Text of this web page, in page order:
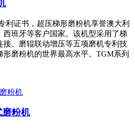
利证书，超压梯形磨粉机享誉澳大利
西班牙等客户国家。该机型采用了梯
接、磨辊联动增压等五项磨机专利技
形磨粉机的世界最高水平。TGM系列
粉机